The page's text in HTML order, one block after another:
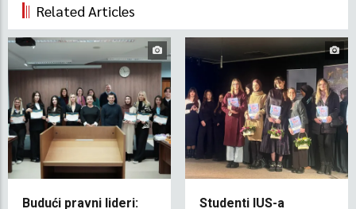
Related Articles
Budući pravni lideri:
Studenti IUS-a